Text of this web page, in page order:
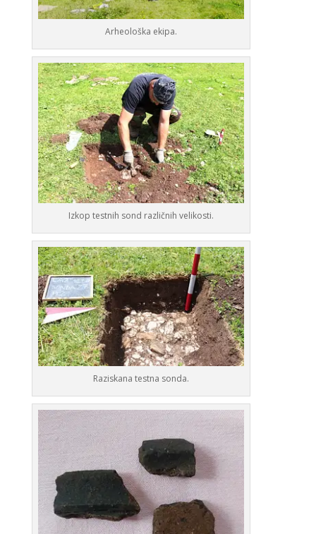
Arheološka ekipa.
Izkop testnih sond različnih velikosti.
Raziskana testna sonda.